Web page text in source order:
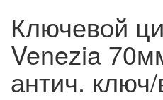
Ключевой
Venezia
антич.